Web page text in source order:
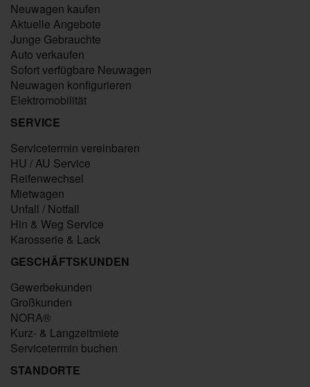
Neuwagen kaufen
Aktuelle Angebote
Junge Gebrauchte
Auto verkaufen
Sofort verfügbare Neuwagen
Neuwagen konfigurieren
Elektromobilität
SERVICE
Servicetermin vereinbaren
HU / AU Service
Reifenwechsel
Mietwagen
Unfall / Notfall
Hin & Weg Service
Karosserie & Lack
GESCHÄFTSKUNDEN
Gewerbekunden
Großkunden
NORA®
Kurz- & Langzeitmiete
Servicetermin buchen
STANDORTE